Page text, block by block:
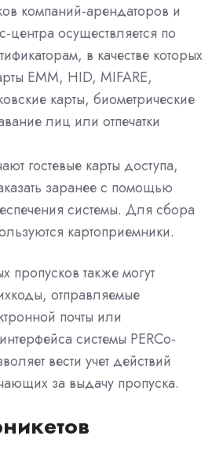
компаний-арендаторов и
центра осуществляется по
в качестве которых
EMM, HID, MIFARE,
карты, биометрические
лиц или отпечатки
гостевые карты доступа,
заранее с помощью
системы. Для сбора
картоприемники.
пропусков также могут
отправляемые
почты или
системы PERCo-
вести учет действий
за выдачу пропуска.